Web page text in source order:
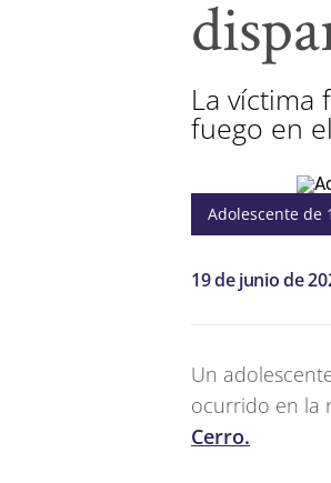
La víctima
fuego en
Adolescente de
19 de junio de
Un
ocurrido en la
Cerro.